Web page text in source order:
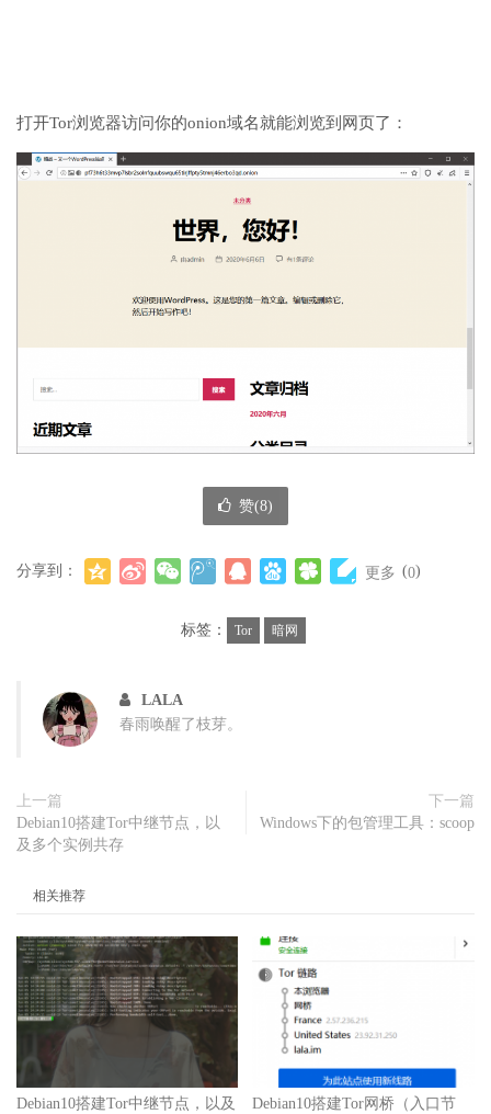
打开Tor浏览器访问你的onion域名就能浏览到网页了：
赞(8)
分享到： 更多 (0)
标签： Tor 暗网
LALA
春雨唤醒了枝芽。
上一篇
Debian10搭建Tor中继节点，以
及多个实例共存
下一篇
Windows下的包管理工具：scoop
相关推荐
Debian10搭建Tor中继节点，以及
Debian10搭建Tor网桥（入口节